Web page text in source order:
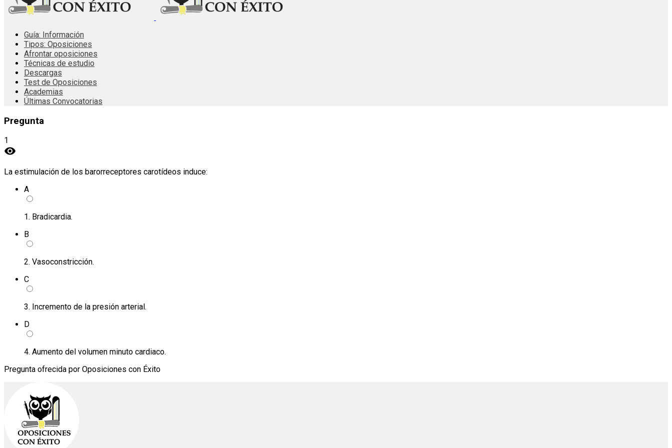
Guía: Información
Tipos: Oposiciones
Afrontar oposiciones
Técnicas de estudio
Descargas
Test de Oposiciones
Academias
Últimas Convocatorias
Pregunta
1
visibility
La estimulación de los barorreceptores carotídeos induce:
A
1. Bradicardia.
B
2. Vasoconstricción.
C
3. Incremento de la presión arterial.
D
4. Aumento del volumen minuto cardiaco.
Pregunta ofrecida por Oposiciones con Éxito